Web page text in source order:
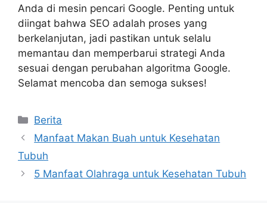
Anda di mesin pencari Google. Penting untuk
diingat bahwa SEO adalah proses yang
berkelanjutan, jadi pastikan untuk selalu
memantau dan memperbarui strategi Anda
sesuai dengan perubahan algoritma Google.
Selamat mencoba dan semoga sukses!
Categories
Berita
Manfaat Makan Buah untuk Kesehatan
Tubuh
5 Manfaat Olahraga untuk Kesehatan Tubuh